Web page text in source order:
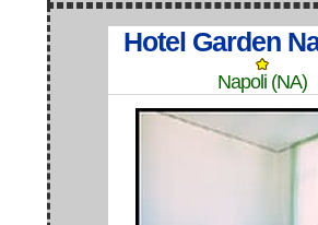
Hotel Garden
Napoli (NA)